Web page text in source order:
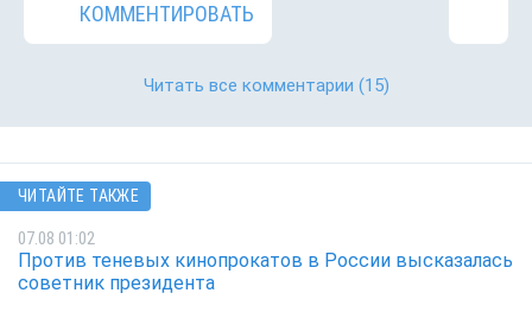
КОММЕНТИРОВАТЬ
Читать все комментарии (15)
ЧИТАЙТЕ ТАКЖЕ
07.08 01:02
Против теневых кинопрокатов в России высказалась
советник президента